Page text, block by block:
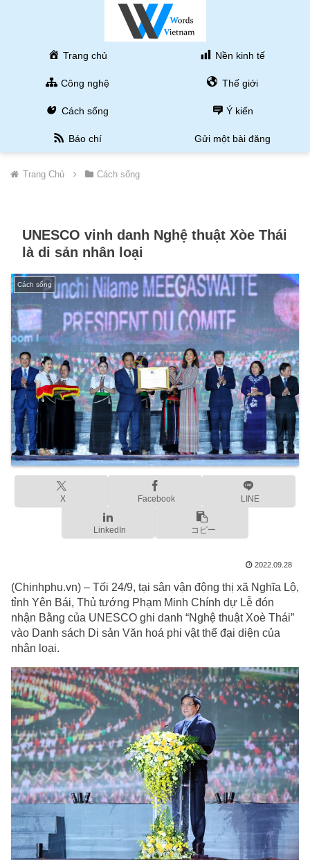
Trang chủ Nền kinh tế
Công nghệ Thế giới
Cách sống Ý kiến
Báo chí Gửi một bài đăng
Trang Chủ Cách sống
UNESCO vinh danh Nghệ thuật Xòe Thái
là di sản nhân loại
Cách sống
X Facebook LINE
LinkedIn コピー
2022.09.28
(Chinhphu.vn) – Tối 24/9, tại sân vận động thị xã Nghĩa Lộ,
tỉnh Yên Bái, Thủ tướng Phạm Minh Chính dự Lễ đón
nhận Bằng của UNESCO ghi danh “Nghệ thuật Xoè Thái”
vào Danh sách Di sản Văn hoá phi vật thể đại diện của
nhân loại.